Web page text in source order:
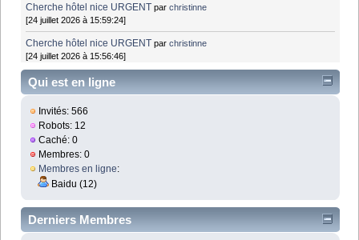
Cherche hôtel nice URGENT parchristinne
[24 juillet 2026 à 15:59:24]
Cherche hôtel nice URGENT parchristinne
[24 juillet 2026 à 15:56:46]
Qui est en ligne
Invités: 566
Robots: 12
Caché: 0
Membres: 0
Membres en ligne:
Baidu (12)
Derniers Membres